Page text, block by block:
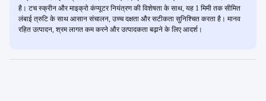
है। टच स्क्रीन और माइक्रो कंप्यूटर नियंत्रण की विशेषता के साथ, यह 1 मिमी तक सीमित
लंबाई त्रुटि के साथ आसान संचालन, उच्च दक्षता और सटीकता सुनिश्चित करता है। मानव
रहित उत्पादन, श्रम लागत कम करने और उत्पादकता बढ़ाने के लिए आदर्श।